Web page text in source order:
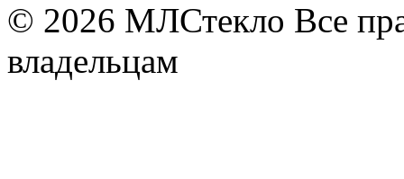
© 2026 МЛСтекло Все
владельцам